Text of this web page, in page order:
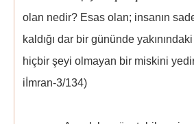
olan nedir? Esas olan; insanın
kaldığı dar bir gününde
hiçbir şeyi olmayan bir miskini
iİmran-3/134)